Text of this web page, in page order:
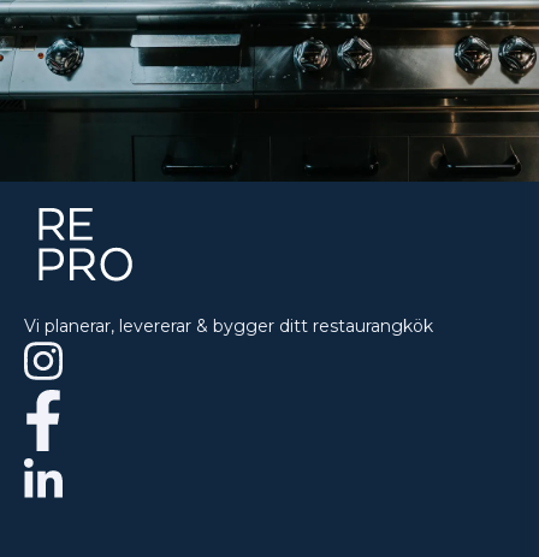
Vi planerar, levererar & bygger ditt restaurangkök